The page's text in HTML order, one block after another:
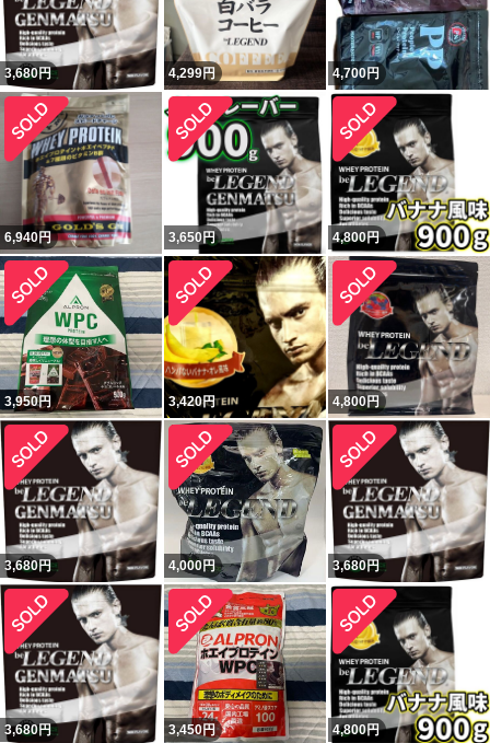
3,680円 4,299円 4,700円
6,940円 3,650円 4,800円
3,950円 3,420円 4,800円
3,680円 4,000円 3,680円
3,680円 3,450円 4,800円